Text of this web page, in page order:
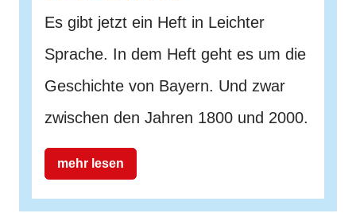
Es gibt jetzt ein Heft in Leichter
Sprache. In dem Heft geht es um die
Geschichte von Bayern. Und zwar
zwischen den Jahren 1800 und 2000.
mehr lesen